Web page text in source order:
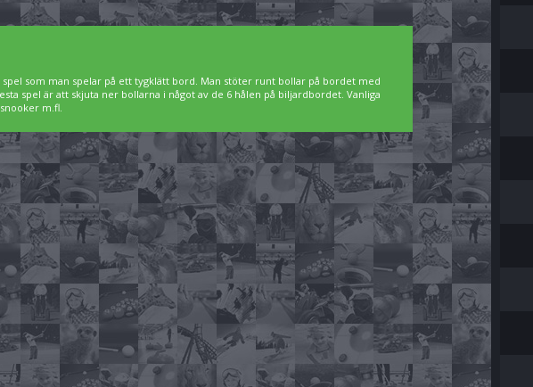
som man spelar på ett tygklätt bord. Man stöter runt bollar på bordet med
spel är att skjuta ner bollarna i något av de 6 hålen på biljardbordet. Vanliga
m.fl.